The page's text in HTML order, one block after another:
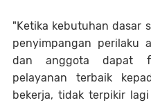
"Ketika kebutuhan dasar
penyimpangan perilaku
dan anggota dapat
pelayanan terbaik
bekerja, tidak terpikir